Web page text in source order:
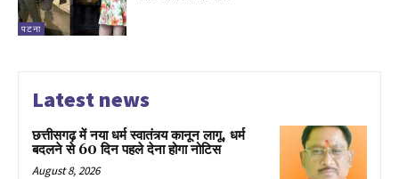
पटना
Latest news
छत्तीसगढ़ में नया धर्म स्वातंत्र्य कानून लागू, धर्म
बदलने से 60 दिन पहले देना होगा नोटिस
August 8, 2026